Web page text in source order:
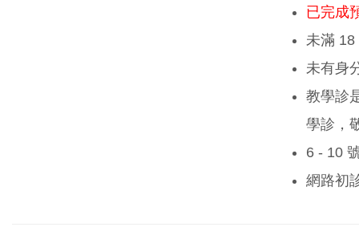
已完成
未滿 18
未有身
教學診
學診，
6 - 10
網路初